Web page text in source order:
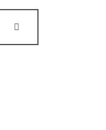
L’ÉCOLE